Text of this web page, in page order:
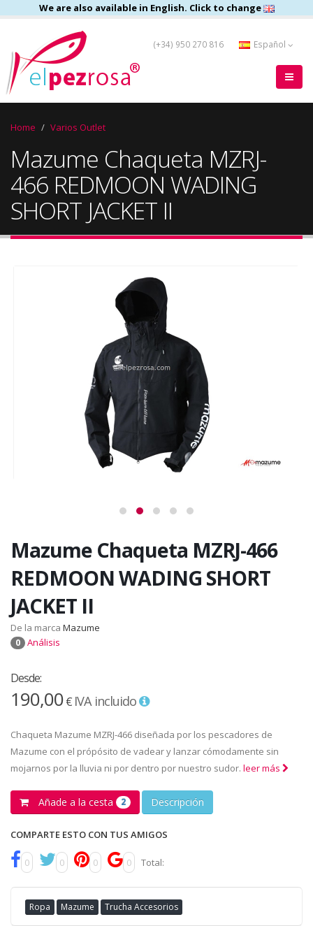
We are also available in English. Click to change
(+34) 950 270 816 Español
Home Varios Outlet
Mazume Chaqueta MZRJ-
466 REDMOON WADING
SHORT JACKET II
Mazume Chaqueta MZRJ-466
REDMOON WADING SHORT
JACKET II
De la marca Mazume
0 Análisis
Desde:
190,00€ IVA incluido
Chaqueta Mazume MZRJ-466 diseñada por los pescadores de
Mazume con el própósito de vadear y lanzar cómodamente sin
mojarnos por la lluvia ni por dentro por nuestro sudor. leer más
Añade a la cesta 2 Descripción
COMPARTE ESTO CON TUS AMIGOS
0 0 0 0 Total:
Ropa Mazume Trucha Accesorios